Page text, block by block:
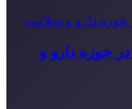
حوزه دارو و